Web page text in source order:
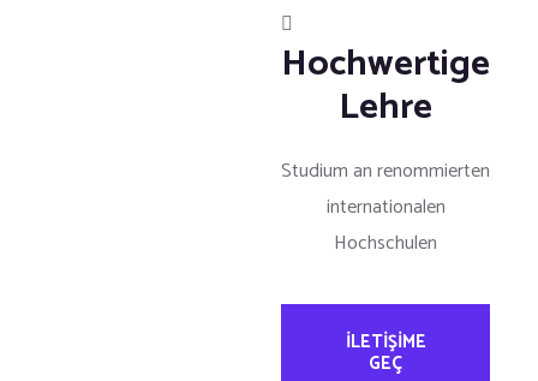
Hochwertige
Lehre
Studium an renommierten
internationalen
Hochschulen
ILETIŞIME
GEÇ